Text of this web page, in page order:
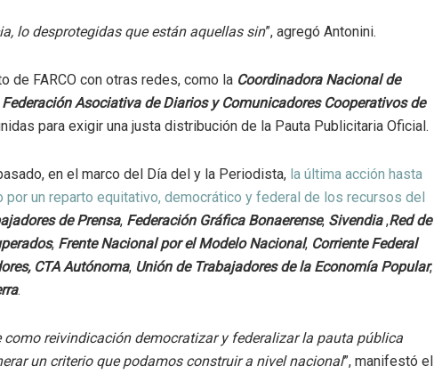
lo desprotegidas que están aquellas sin”, agregó Antonini.
de FARCO con otras redes, como la Coordinadora Nacional de
Federación Asociativa de Diarios y Comunicadores Cooperativos de
para exigir una justa distribución de la Pauta Publicitaria Oficial.
en el marco del Día del y la Periodista, la última acción hasta
un reparto equitativo, democrático y federal de los recursos del
de Prensa, Federación Gráfica Bonaerense, Sivendia,Red de
, Frente Nacional por el Modelo Nacional, Corriente Federal
CTA Autónoma, Unión de Trabajadores de la Economía Popular,
.
reivindicación democratizar y federalizar la pauta pública
un criterio que podamos construir a nivel nacional”, manifestó el